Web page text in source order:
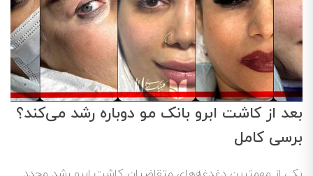
بعد از کاشت ابرو بانک مو دوباره رشد می‌کند؟
برسی کامل